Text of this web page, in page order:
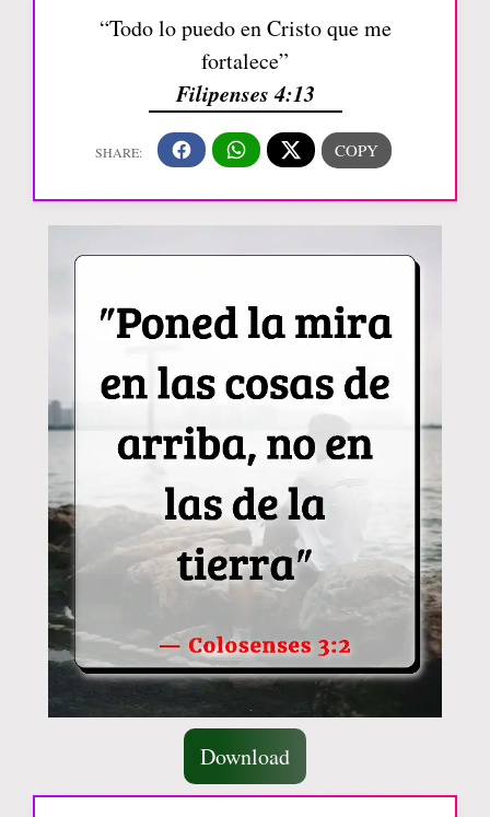
“Todo lo puedo en Cristo que me
fortalece”
Filipenses 4:13
Download